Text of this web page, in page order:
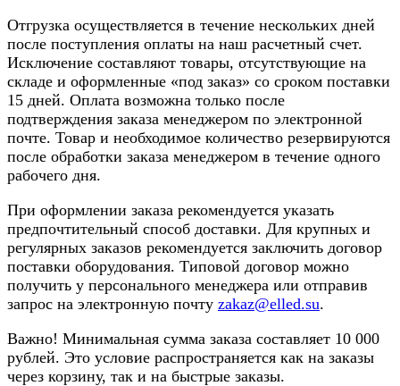
Отгрузка осуществляется в течение нескольких дней
после поступления оплаты на наш расчетный счет.
Исключение составляют товары, отсутствующие на
складе и оформленные «под заказ» со сроком поставки
15 дней. Оплата возможна только после
подтверждения заказа менеджером по электронной
почте. Товар и необходимое количество резервируются
после обработки заказа менеджером в течение одного
рабочего дня.
При оформлении заказа рекомендуется указать
предпочтительный способ доставки. Для крупных и
регулярных заказов рекомендуется заключить договор
поставки оборудования. Типовой договор можно
получить у персонального менеджера или отправив
запрос на электронную почту zakaz@elled.su.
Важно! Минимальная сумма заказа составляет 10 000
рублей. Это условие распространяется как на заказы
через корзину, так и на быстрые заказы.